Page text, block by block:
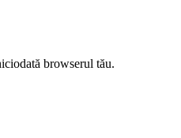
browserul tău.